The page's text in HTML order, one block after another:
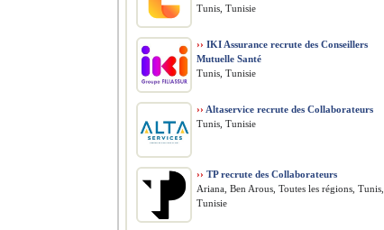
Tunis, Tunisie
›› IKI Assurance recrute des Conseillers
Mutuelle Santé
Tunis, Tunisie
›› Altaservice recrute des Collaborateurs
Tunis, Tunisie
›› TP recrute des Collaborateurs
Ariana, Ben Arous, Toutes les régions, Tunis,
Tunisie